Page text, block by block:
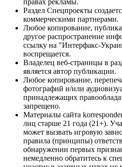
Раздел Спецпроекты
коммерческими партнерами.
Любое копирование,
другое распространение
ссылку на "Интерфакс-
воспрещается.
Владелец веб-страницы в
является автор публикации.
Любое копирование,
фотографий и/или
принадлежащих
запрещено.
Материалы сайта
лиц старше 21 года (21+).
может вызвать игровую
правила (принципы)
обнаружении первых
немедленно обратитесь к